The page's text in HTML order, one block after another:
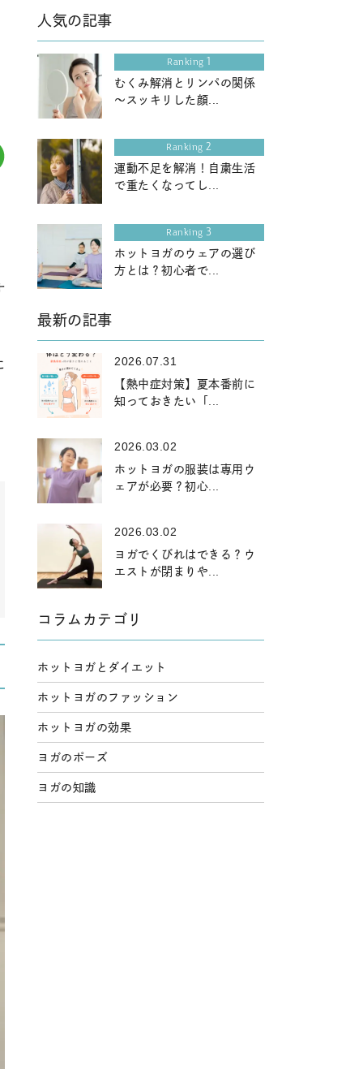
人気の記事
Ranking 1
むくみ解消とリンパの関係
～スッキリした顔...
Ranking2
運動不足を解消！自粛生活
で重たくなってし...
Ranking 3
ホットヨガのウェアの選び
方とは？初心者で...
最新の記事
2026.07.31
【熱中症対策】夏本番前に
知っておきたい「...
2026.03.02
ホットヨガの服装は専用ウ
ェアが必要？初心...
2026.03.02
ヨガでくびれはできる？ウ
エストが閉まりや...
コラムカテゴリ
ホットヨガとダイエット
ホットヨガのファッション
ホットヨガの効果
ヨガのポーズ
ヨガの知識